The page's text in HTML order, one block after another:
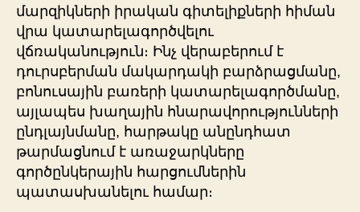
մարզիկների իրական գիտելիքների հիման
վրա կատարելագործվելու
վճռականություն։ Ինչ վերաբերում է
դուրսբերման մակարդակի բարձրացմանը,
բոնուսային բառերի կատարելագործմանը,
այլապես խաղային հնարավորությունների
ընդլայնմանը, հարթակը անընդհատ
թարմացնում է առաջարկները
գործընկերային հարցումներին
պատասխանելու համար։